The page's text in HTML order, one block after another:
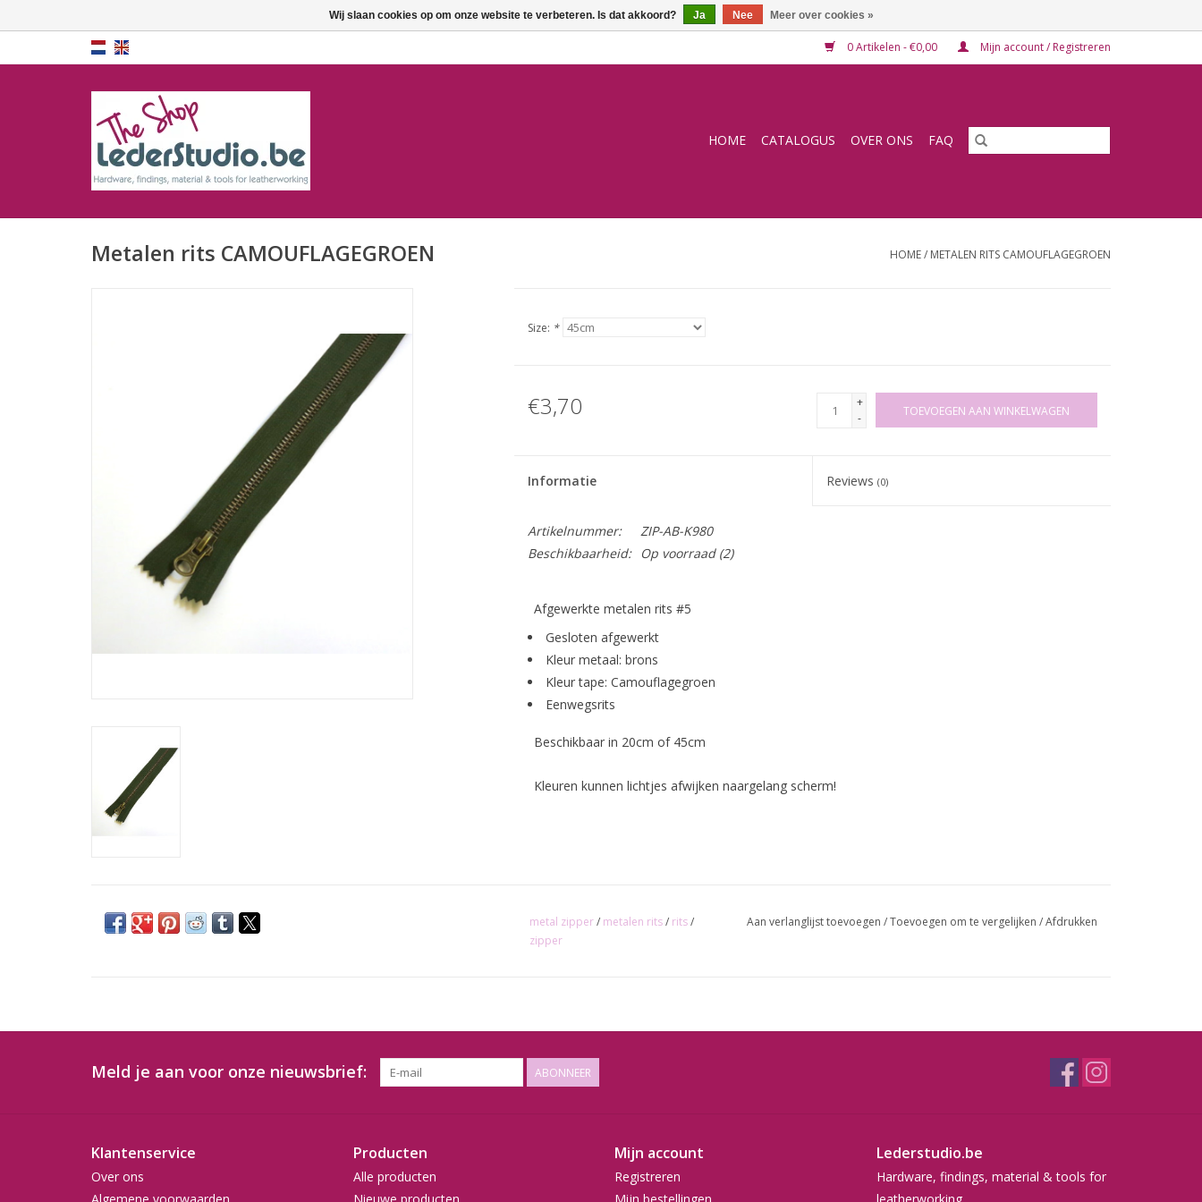
0 Artikelen - €0,00 Mijn account / Registreren
HOME CATALOGUS OVER ONS FAQ
Metalen rits CAMOUFLAGEGROEN HOME/ METALEN RITS CAMOUFLAGEGROEN
Size: *
€3,70
+
-
TOEVOEGEN AAN WINKELWAGEN
Informatie Reviews(0)
Artikelnummer:
ZIP-AB-K980
Beschikbaarheid:
Op voorraad(2)
Afgewerkte metalen rits #5
Gesloten afgewerkt
Kleur metaal: brons
Kleur tape: Camouflagegroen
Eenwegsrits
Beschikbaar in 20cm of 45cm
Kleuren kunnen lichtjes afwijken naargelang scherm!
metal zipper/ metalen rits/ rits/
zipper
Aan verlanglijst toevoegen /Toevoegen om te vergelijken /Afdrukken
Meld je aan voor onze nieuwsbrief: ABONNEER
Klantenservice
Over ons
Algemene voorwaarden
Producten
Alle producten
Nieuwe producten
Mijn account
Registreren
Mijn bestellingen
Lederstudio.be
Hardware, findings, material & tools for
leatherworking
Wij slaan cookies op om onze website te verbeteren. Is dat akkoord? Ja Nee Meer over cookies »